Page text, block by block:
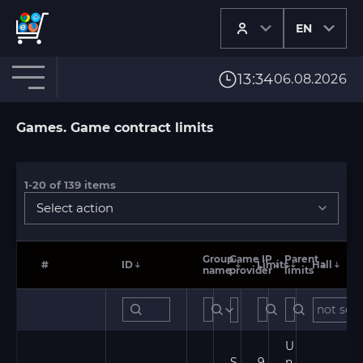
EN
13:3406.08.2026
Games. Game contract limits
1-20 of139 items
Select action
# ID
Group
name
Game IP
providerLimitsParent
limitsHall
not set not set
U